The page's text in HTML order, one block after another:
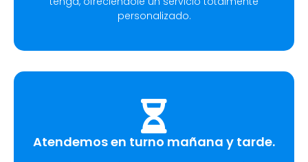
personalizado.
Atendemos en turno mañana y tarde.